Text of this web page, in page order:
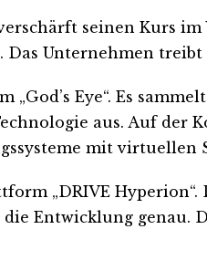
seinen Kurs
Das Unternehmen
„God’s Eye“. Es
aus. Auf der
mit virtuellen
„DRIVE
Entwicklung genau.